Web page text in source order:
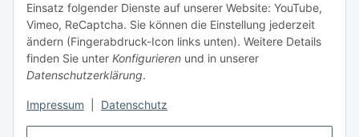
Einsatz folgender Dienste auf unserer Website: YouTube,
Vimeo, ReCaptcha. Sie können die Einstellung jederzeit
ändern (Fingerabdruck-Icon links unten). Weitere Details
finden Sie unter Konfigurieren und in unserer
Datenschutzerklärung.
Impressum Datenschutz
Informationen
Gesetzliche Informationen